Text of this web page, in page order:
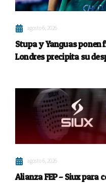
agosto 6, 2026
Stupa y Yanguas ponen
Londres precipita su
agosto 6, 2026
Alianza FEP – Siux para